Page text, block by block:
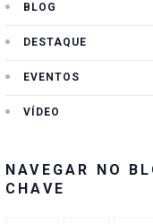
BLOG
DESTAQUE
EVENTOS
VÍDEO
NAVEGAR NO
CHAVE